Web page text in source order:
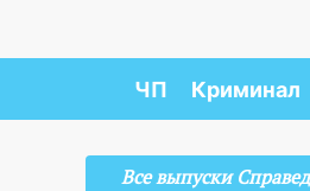
ЧП Криминал
Все выпуски